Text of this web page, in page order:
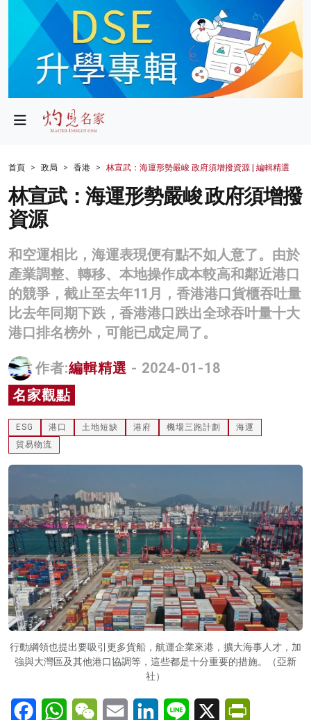
政局
財經
生活
健康
商業
科技
影片
名家榜
灼見活動
關於我們
首頁 政局 香港 林宣武：海運形勢嚴峻 政府須增撥資源 | 編輯精選
林宣武：海運形勢嚴峻 政府須增撥
資源
和空運相比，海運表現便有點不如人意了。由於
產業調整、轉移、本地操作成本較高和鄰近港口
的競爭，截止至去年11月，香港港口貨櫃吞吐量
比去年同期下跌，香港港口跌出全球吞叶量十大
港口排名榜外，可能已成定局了。
作者:編輯精選 - 2024-01-18
名家觀點
ESG 港口 土地短缺 港府 機場三跑計劃
海運
貿易物流
行動綱領也提出要吸引更多貨船，航運企業來港，擴大海事人才，加
強與大灣區及其他港口協調等，這些都是十分重要的措施。（亞新
社）
FacebookWhatsAppWeChatEmail LinkedInLine X